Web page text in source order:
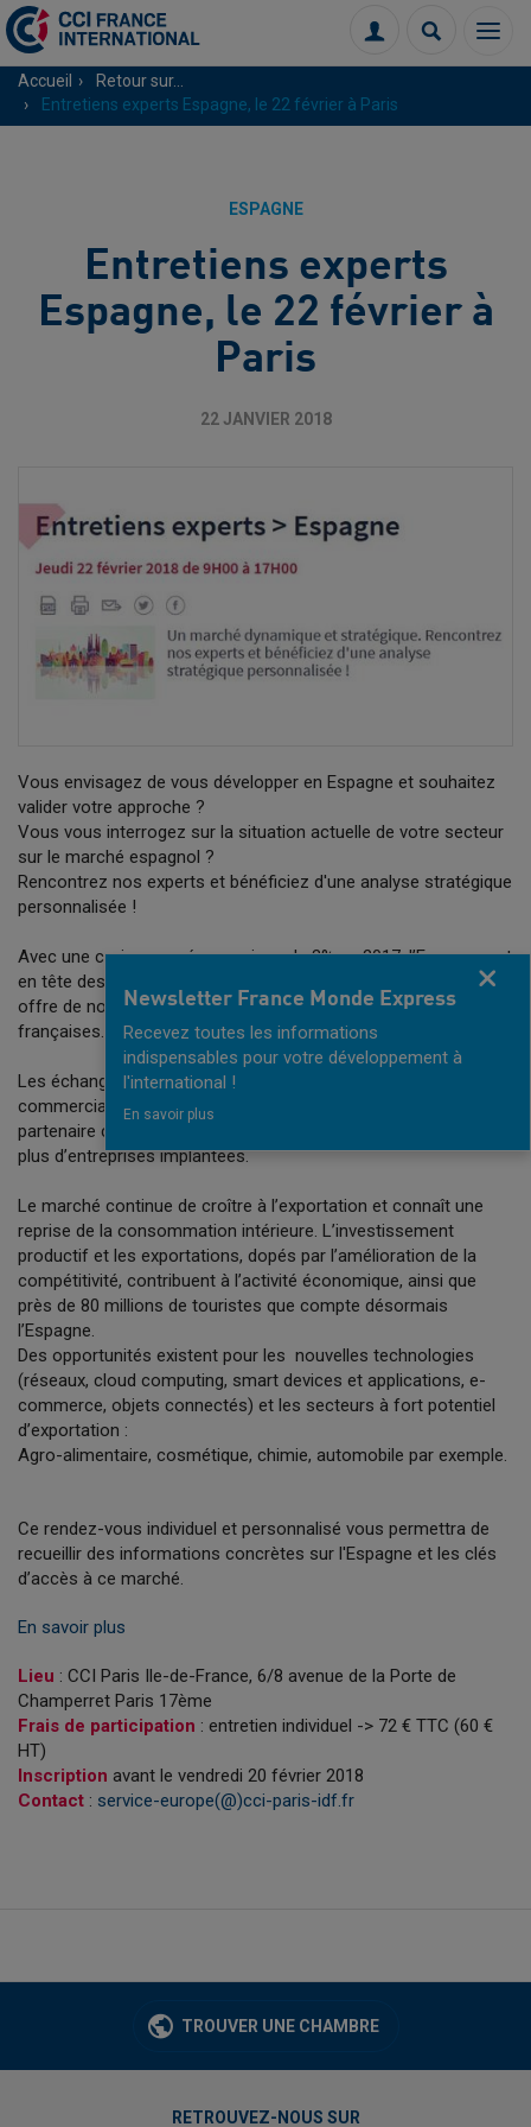
Menu
Connexion
Accueil
Retour sur...
Entretiens experts Espagne, le 22 février à Paris
ESPAGNE
Entretiens experts
Espagne, le 22 février à
Paris
22 JANVIER 2018
Vous envisagez de vous développer en Espagne et souhaitez
valider votre approche ?
Vous vous interrogez sur la situation actuelle de votre secteur
sur le marché espagnol ?
Rencontrez nos experts et bénéficiez d'une analyse stratégique
personnalisée !
Avec une croissance économique de 3% en 2017, l’Espagne est
en tête des économies les plus dynamiques de la zone Euro et
offre de nouveaux relais de croissance aux entreprises
françaises.
Les échanges entre nos pays sont dynamiques, tant au niveau
commercial qu’à l’implantation. La France reste le 1er
partenaire commercial de l’Espagne et le 2ème pays avec le
plus d’entreprises implantées.
Le marché continue de croître à l’exportation et connaît une
reprise de la consommation intérieure. L’investissement
productif et les exportations, dopés par l’amélioration de la
compétitivité, contribuent à l’activité économique, ainsi que
près de 80 millions de touristes que compte désormais
l’Espagne.
Des opportunités existent pour les nouvelles technologies
(réseaux, cloud computing, smart devices et applications, e-
commerce, objets connectés) et les secteurs à fort potentiel
d’exportation :
Agro-alimentaire, cosmétique, chimie, automobile par exemple.
Ce rendez-vous individuel et personnalisé vous permettra de
recueillir des informations concrètes sur l'Espagne et les clés
d’accès à ce marché.
En savoir plus
Lieu : CCI Paris Ile-de-France, 6/8 avenue de la Porte de
Champerret Paris 17ème
Frais de participation : entretien individuel -> 72 € TTC (60 €
HT)
Inscription avant le vendredi 20 février 2018
Contact : service-europe(@)cci-paris-idf.fr
TROUVER UNE CHAMBRE
RETROUVEZ-NOUS SUR
Newsletter France Monde Express
Recevez toutes les informations
indispensables pour votre développement à
l'international !
En savoir plus